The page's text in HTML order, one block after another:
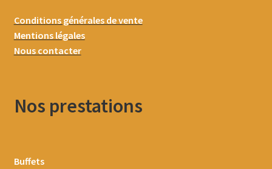
Conditions générales de vente
Mentions légales
Nous contacter
Nos prestations
Buffets